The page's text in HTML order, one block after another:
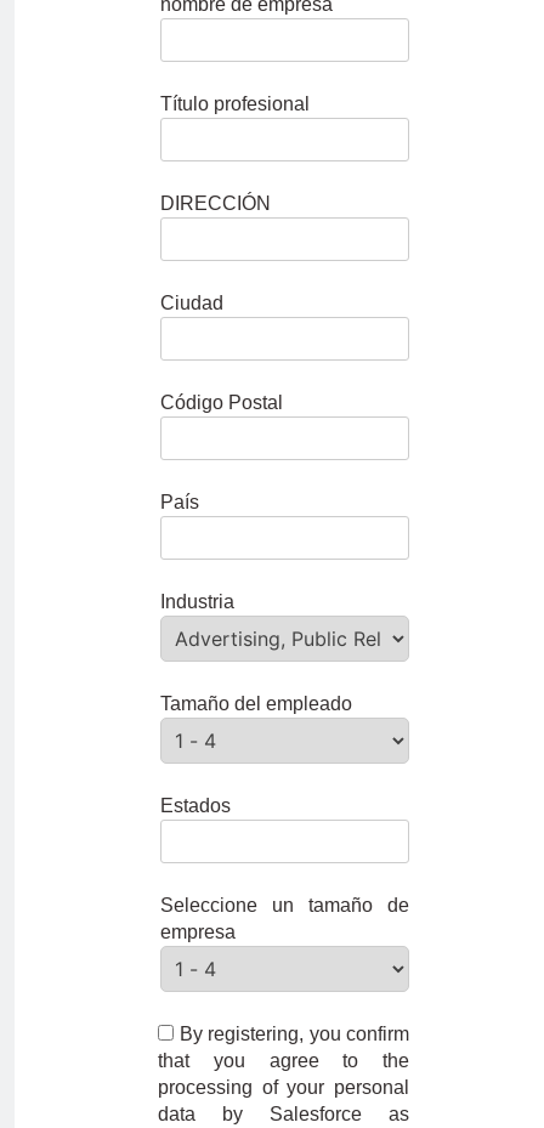
Título profesional
DIRECCIÓN
Ciudad
Código Postal
País
Industria
Tamaño del empleado
Estados
Seleccione un tamaño de
empresa
By registering, you confirm
that you agree to the
processing of your personal
data by Salesforce as